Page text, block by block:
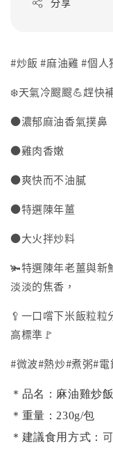
#炒飯 #麻油雞 #個人
❄️天氣冷颼颼💪趕快
●濃郁麻油香氣撲鼻
●雞肉香嫩
●爽快而不油膩
●特選陳年薑
●大火拌炒料
🫚特選陳年老薑與新
淡淡的焦香，
🥄一口嚐下米飯粒
高標準🚩
#微波#熱炒#煮粥#電
＊品名：麻油雞炒飯
＊重量：230g/包
＊建議食用方式：